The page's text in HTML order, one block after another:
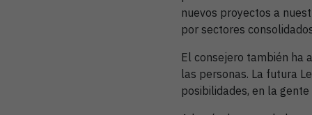
nuevos proyectos a
por sectores
El consejero también ha
las personas. La futura
posibilidades, en la